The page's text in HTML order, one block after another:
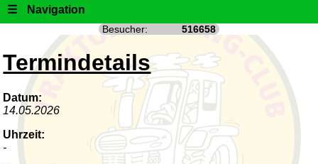
☰
Navigation
Besucher: 516658
Termindetails
Datum:
14.05.2026
Uhrzeit:
-